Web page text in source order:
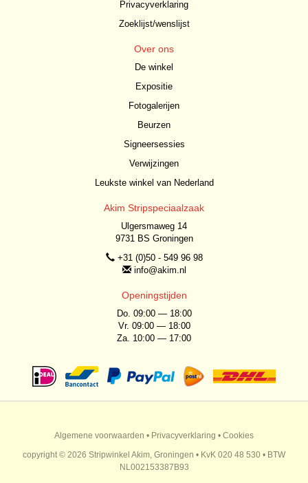
Privacyverklaring
Zoeklijst/wenslijst
Over ons
De winkel
Expositie
Fotogalerijen
Beurzen
Signeersessies
Verwijzingen
Leukste winkel van Nederland
Akim Stripspeciaalzaak
Ulgersmaweg 14
9731 BS Groningen
+31 (0)50 - 549 96 98
info@akim.nl
Openingstijden
Do. 09:00 — 18:00
Vr. 09:00 — 18:00
Za. 10:00 — 17:00
Algemene voorwaarden • Privacyverklaring • Cookies
copyright © 2026 Stripwinkel Akim, Groningen • KvK 020 48 530 • BTW
NL002153387B93